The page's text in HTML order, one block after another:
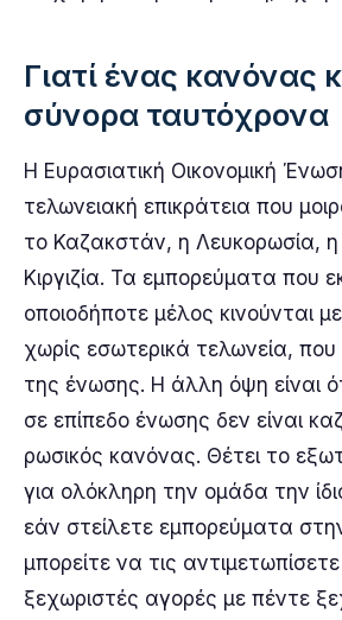
Γιατί ένας κανόνας
σύνορα ταυτόχρονα
Η Ευρασιατική Οικονομική
τελωνειακή επικράτεια που
το Καζακστάν, η Λευκορωσία, η
Κιργιζία. Τα εμπορεύματα που
οποιοδήποτε μέλος κινούνται
χωρίς εσωτερικά τελωνεία, που
της ένωσης. Η άλλη όψη είναι
σε επίπεδο ένωσης δεν είναι
ρωσικός κανόνας. Θέτει το
για ολόκληρη την ομάδα την
εάν στείλετε εμπορεύματα
μπορείτε να τις
ξεχωριστές αγορές με πέντε